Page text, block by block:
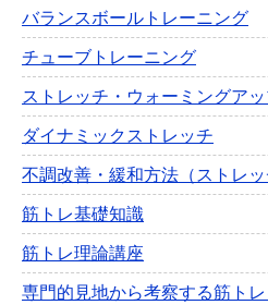
バランスボールトレーニング
チューブトレーニング
ストレッチ・ウォーミングア
ダイナミックストレッチ
不調改善・緩和方法（ストレッ
筋トレ基礎知識
筋トレ理論講座
専門的見地から考察する筋ト